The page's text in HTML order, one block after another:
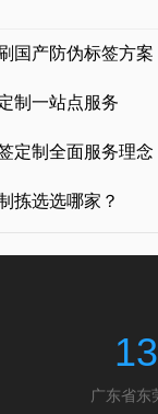
国产防伪标签方案
制一站点服务
定制全面服务理念
拣选选哪家？
广东省东